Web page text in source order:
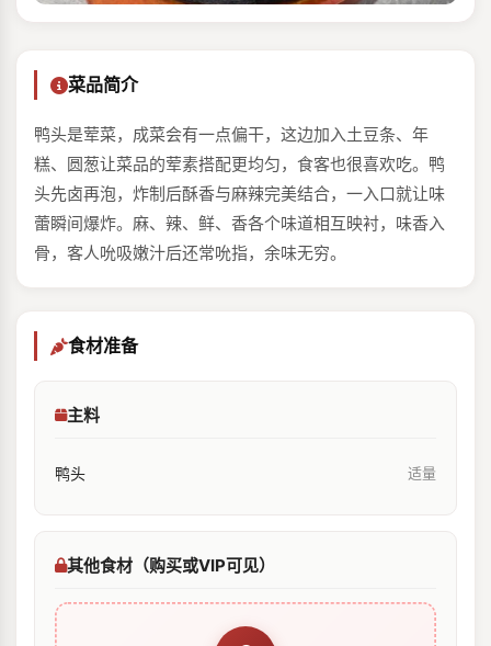
菜品简介
鸭头是荤菜，成菜会有一点偏干，这边加入土豆条、年
糕、圆葱让菜品的荤素搭配更均匀，食客也很喜欢吃。鸭
头先卤再泡，炸制后酥香与麻辣完美结合，一入口就让味
蕾瞬间爆炸。麻、辣、鲜、香各个味道相互映衬，味香入
骨，客人吮吸嫩汁后还常吮指，余味无穷。
食材准备
主料
鸭头 适量
其他食材（购买或VIP可见）